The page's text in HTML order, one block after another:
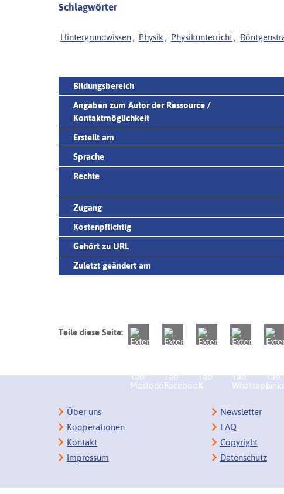
Schlagwörter
Hintergrundwissen , Physik , Physikunterricht ,
Bildungsbereich
Angaben zum Autor der Ressource /
Kontaktmöglichkeit
Erstellt am
Sprache
Rechte
Zugang
Kostenpflichtig
Gehört zu URL
Zuletzt geändert am
Teile diese Seite:
Über uns
Kooperationen
Kontakt
Impressum
Newsletter
FAQ
Copyright
Datenschutz